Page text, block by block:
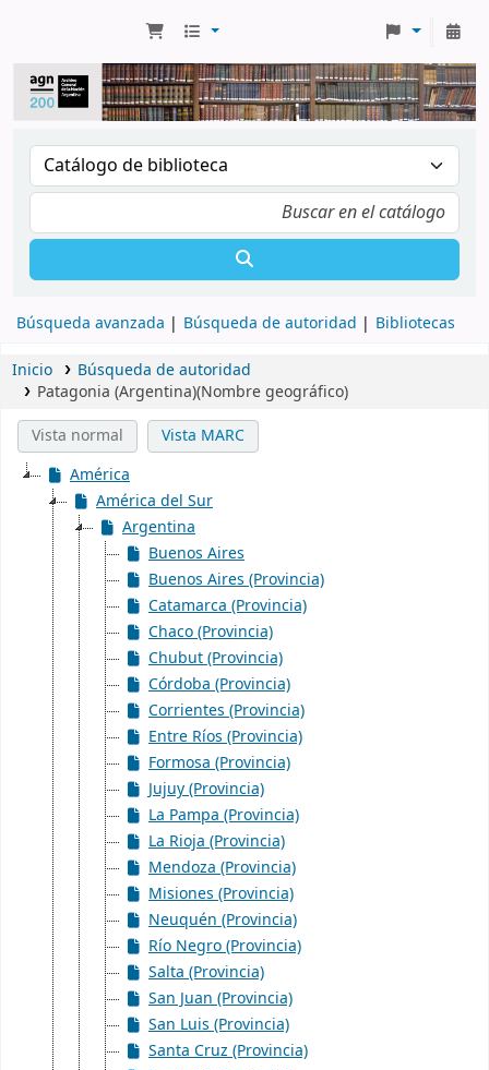
Búsqueda avanzada Búsqueda de autoridad Bibliotecas
Inicio
Búsqueda de autoridad
Patagonia (Argentina)(Nombre geográfico)
Vista normal
Vista MARC
América
América del Sur
Argentina
Buenos Aires
Buenos Aires (Provincia)
Catamarca (Provincia)
Chaco (Provincia)
Chubut (Provincia)
Córdoba (Provincia)
Corrientes (Provincia)
Entre Ríos (Provincia)
Formosa (Provincia)
Jujuy (Provincia)
La Pampa (Provincia)
La Rioja (Provincia)
Mendoza (Provincia)
Misiones (Provincia)
Neuquén (Provincia)
Río Negro (Provincia)
Salta (Provincia)
San Juan (Provincia)
San Luis (Provincia)
Santa Cruz (Provincia)